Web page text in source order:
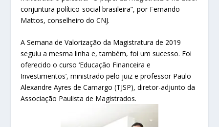
conjuntura político-social brasileira”, por Fernando
Mattos, conselheiro do CNJ.
A Semana de Valorização da Magistratura de 2019
seguiu a mesma linha e, também, foi um sucesso. Foi
oferecido o curso ‘Educação Financeira e
Investimentos’, ministrado pelo juiz e professor Paulo
Alexandre Ayres de Camargo (TJSP), diretor-adjunto da
Associação Paulista de Magistrados.